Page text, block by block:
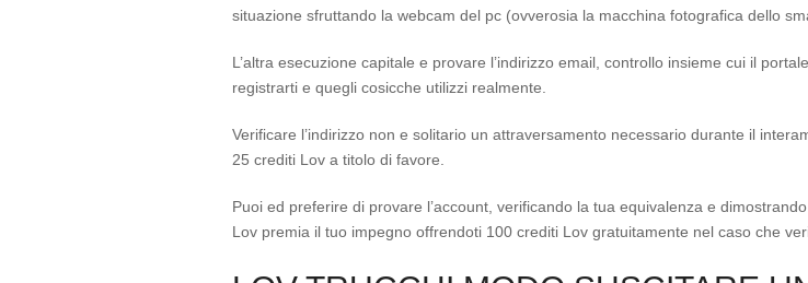
situazione sfruttando la webcam del pc (ovverosia la macchina fotografica dello
L’altra esecuzione capitale e provare l’indirizzo email, controllo insieme cui il
registrarti e quegli cosicche utilizzi realmente.
Verificare l’indirizzo non e solitario un attraversamento necessario durante il
25 crediti Lov a titolo di favore.
Puoi ed preferire di provare l’account, verificando la tua equivalenza e
Lov premia il tuo impegno offrendoti 100 crediti Lov gratuitamente nel caso che